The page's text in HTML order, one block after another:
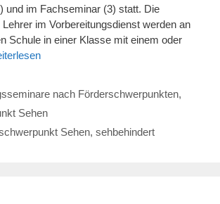
und im Fachseminar (3) statt. Die
Lehrer im Vorbereitungsdienst werden an
Schule in einer Klasse mit einem oder
nach Förderschwerpunkten,
Sehen
Sehen, sehbehindert